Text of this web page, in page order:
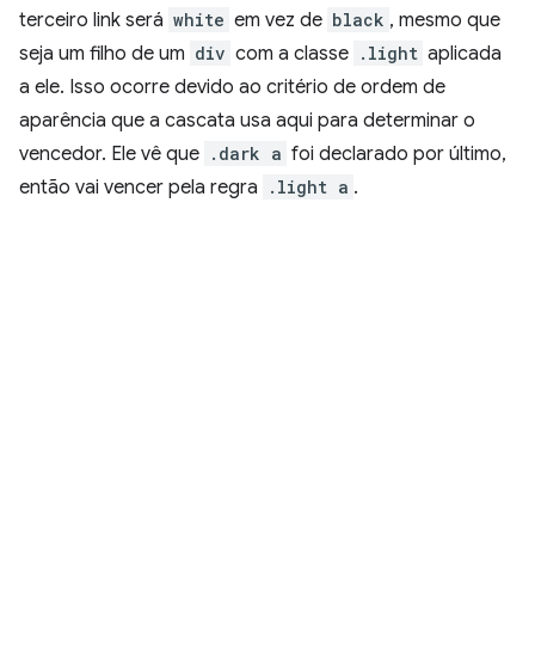
terceiro link será white em vez de black , mesmo que
seja um filho de um div com a classe .light aplicada
a ele. Isso ocorre devido ao critério de ordem de
aparência que a cascata usa aqui para determinar o
vencedor. Ele vê que .dark a foi declarado por último,
então vai vencer pela regra
.light a .